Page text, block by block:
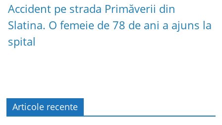
Accident pe strada Primăverii din
Slatina. O femeie de 78 de ani a ajuns la
spital
Articole recente